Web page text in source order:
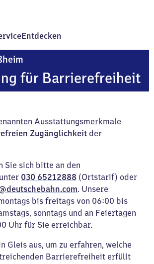
Entdecken
für Barrierefreiheit
Ausstattungsmerkmale
Zugänglichkeit der
Sie sich bitte an den
030 65212888 (Ortstarif) oder
. Unsere
bis freitags von 06:00 bis
sonntags und an Feiertagen
Uhr für Sie erreichbar.
Gleis aus, um zu erfahren, welche
Barrierefreiheit erfüllt